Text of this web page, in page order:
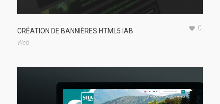
CRÉATION DE BANNIÈRES HTML5 IAB 0
Web